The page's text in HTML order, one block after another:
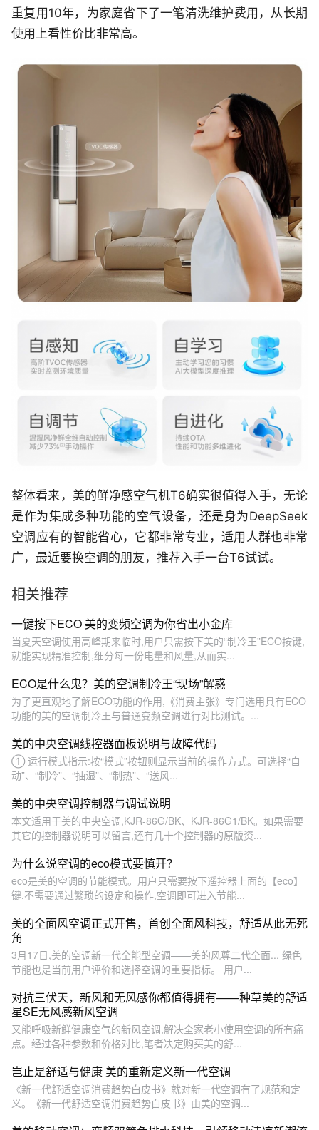
重复用10年，为家庭省下了一笔清洗维护费用，从长期
使用上看性价比非常高。
整体看来，美的鲜净感空气机T6确实很值得入手，无论
是作为集成多种功能的空气设备，还是身为DeepSeek
空调应有的智能省心，它都非常专业，适用人群也非常
广，最近要换空调的朋友，推荐入手一台T6试试。
相关推荐
一键按下ECO 美的变频空调为你省出小金库
当夏天空调使用高峰期来临时,用户只需按下美的“制冷王”ECO按键,
就能实现精准控制,细分每一份电量和风量,从而实...
ECO是什么鬼？美的空调制冷王“现场”解惑
为了更直观地了解ECO功能的作用,《消费主张》专门选用具有ECO
功能的美的空调制冷王与普通变频空调进行对比测试。...
美的中央空调线控器面板说明与故障代码
① 运行模式指示:按“模式”按钮则显示当前的操作方式。可选择“自
动”、“制冷”、“抽湿”、“制热”、“送风...
美的中央空调控制器与调试说明
本文适用于美的中央空调,KJR-86G/BK、KJR-86G1/BK。如果需要
其它的控制器说明可以留言,还有几十个控制器的原版资...
为什么说空调的eco模式要慎开？
eco是美的空调的节能模式。用户只需要按下遥控器上面的【eco】
键,不需要通过繁琐的设定和操作,空调即可进入节能...
美的全面风空调正式开售，首创全面风科技，舒适从此无死
角
3月17日,美的空调新一代全能型空调——美的风尊二代全面... 绿色
节能也是当前用户评价和选择空调的重要指标。 用户...
对抗三伏天，新风和无风感你都值得拥有——种草美的舒适
星SE无风感新风空调
又能呼吸新鲜健康空气的新风空调,解决全家老小使用空调的所有痛
点。经过各种参数和价格对比,笔者决定购买美的舒...
岂止是舒适与健康 美的重新定义新一代空调
《新一代舒适空调消费趋势白皮书》就对新一代空调有了规范和定
义。《新一代舒适空调消费趋势白皮书》由美的空调...